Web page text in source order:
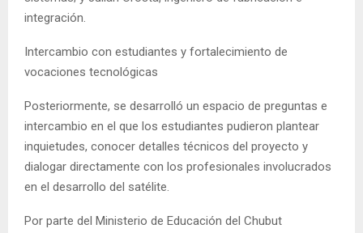
integración.
Intercambio con estudiantes y fortalecimiento de
vocaciones tecnológicas
Posteriormente, se desarrolló un espacio de preguntas e
intercambio en el que los estudiantes pudieron plantear
inquietudes, conocer detalles técnicos del proyecto y
dialogar directamente con los profesionales involucrados
en el desarrollo del satélite.
Por parte del Ministerio de Educación del Chubut